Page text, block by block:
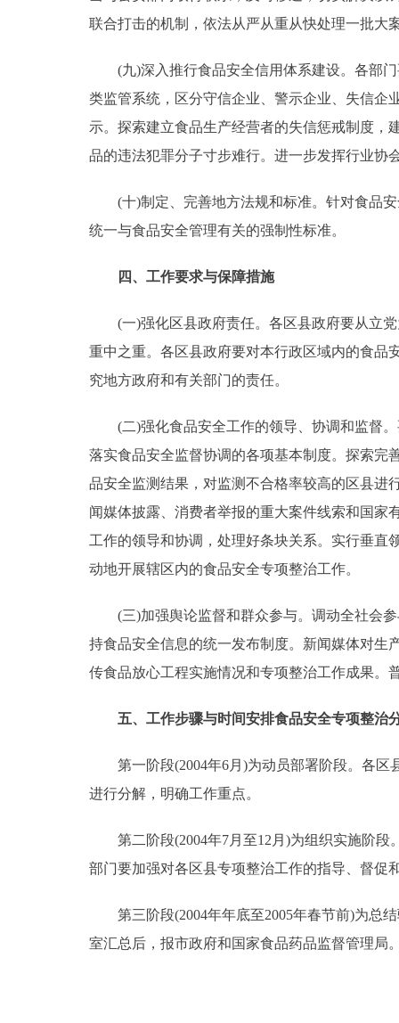
联合打击的机制，依法从严从重从快处理一批大
(九)深入推行食品安全信用体系建设。各部门
类监管系统，区分守信企业、警示企业、失信企
示。探索建立食品生产经营者的失信惩戒制度，
品的违法犯罪分子寸步难行。进一步发挥行业协
(十)制定、完善地方法规和标准。针对食品安
统一与食品安全管理有关的强制性标准。
四、工作要求与保障措施
(一)强化区县政府责任。各区县政府要从立党
重中之重。各区县政府要对本行政区域内的食品
究地方政府和有关部门的责任。
(二)强化食品安全工作的领导、协调和监督。
落实食品安全监督协调的各项基本制度。探索完
品安全监测结果，对监测不合格率较高的区县
闻媒体披露、消费者举报的重大案件线索和国家
工作的领导和协调，处理好条块关系。实行垂直
动地开展辖区内的食品安全专项整治工作。
(三)加强舆论监督和群众参与。调动全社会参
持食品安全信息的统一发布制度。新闻媒体对生
传食品放心工程实施情况和专项整治工作成果
五、工作步骤与时间安排食品安全专项整治
第一阶段(2004年6月)为动员部署阶段。各区
进行分解，明确工作重点。
第二阶段(2004年7月至12月)为组织实施阶段
部门要加强对各区县专项整治工作的指导、督促
第三阶段(2004年年底至2005年春节前)为总结
室汇总后，报市政府和国家食品药品监督管理局